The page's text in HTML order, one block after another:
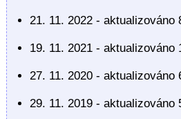
21. 11. 2022 -
19. 11. 2021 -
27. 11. 2020 -
29. 11. 2019 -